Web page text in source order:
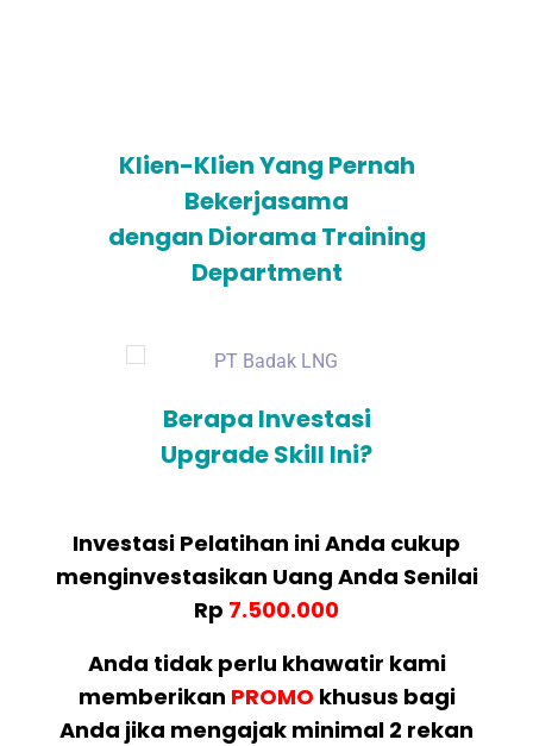
Klien-Klien Yang Pernah
Bekerjasama
dengan Diorama Training
Department
Berapa Investasi
Upgrade Skill Ini?
Investasi Pelatihan ini Anda cukup
menginvestasikan Uang Anda Senilai
Rp 7.500.000
Anda tidak perlu khawatir kami
memberikan PROMO khusus bagi
Anda jika mengajak minimal 2 rekan